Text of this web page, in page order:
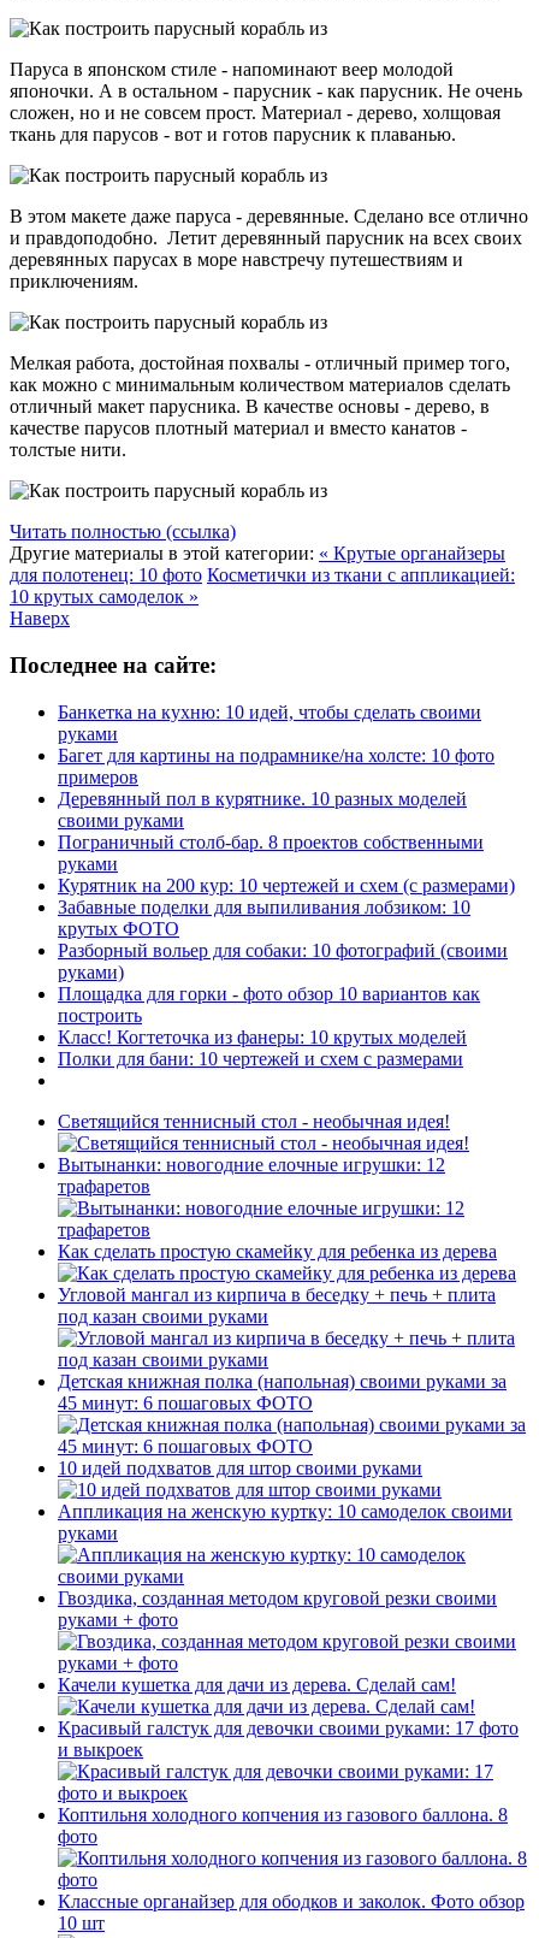
Паруса в японском стиле - напоминают веер молодой
японочки. А в остальном - парусник - как парусник. Не очень
сложен, но и не совсем прост. Материал - дерево, холщовая
ткань для парусов - вот и готов парусник к плаванью.
В этом макете даже паруса - деревянные. Сделано все отлично
и правдоподобно. Летит деревянный парусник на всех своих
деревянных парусах в море навстречу путешествиям и
приключениям.
Мелкая работа, достойная похвалы - отличный пример того,
как можно с минимальным количеством материалов сделать
отличный макет парусника. В качестве основы - дерево, в
качестве парусов плотный материал и вместо канатов -
толстые нити.
Читать полностью (ссылка)
Другие материалы в этой категории: « Крутые органайзеры
для полотенец: 10 фото Косметички из ткани с аппликацией:
10 крутых самоделок »
Наверх
Последнее на сайте:
Банкетка на кухню: 10 идей, чтобы сделать своими
руками
Багет для картины на подрамнике/на холсте: 10 фото
примеров
Деревянный пол в курятнике. 10 разных моделей
своими руками
Пограничный столб-бар. 8 проектов собственными
руками
Курятник на 200 кур: 10 чертежей и схем (с размерами)
Забавные поделки для выпиливания лобзиком: 10
крутых ФОТО
Разборный вольер для собаки: 10 фотографий (своими
руками)
Площадка для горки - фото обзор 10 вариантов как
построить
Класс! Когтеточка из фанеры: 10 крутых моделей
Полки для бани: 10 чертежей и схем с размерами
Светящийся теннисный стол - необычная идея!
Вытынанки: новогодние елочные игрушки: 12
трафаретов
Как сделать простую скамейку для ребенка из дерева
Угловой мангал из кирпича в беседку + печь + плита
под казан своими руками
Детская книжная полка (напольная) своими руками за
45 минут: 6 пошаговых ФОТО
10 идей подхватов для штор своими руками
Аппликация на женскую куртку: 10 самоделок своими
руками
Гвоздика, созданная методом круговой резки своими
руками + фото
Качели кушетка для дачи из дерева. Сделай сам!
Красивый галстук для девочки своими руками: 17 фото
и выкроек
Коптильня холодного копчения из газового баллона. 8
фото
Классные органайзер для ободков и заколок. Фото обзор
10 шт